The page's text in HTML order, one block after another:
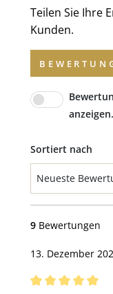
Teilen Sie Ihre
Kunden.
anzeigen.
Sortiert nach
9 Bewertungen
13. Dezember